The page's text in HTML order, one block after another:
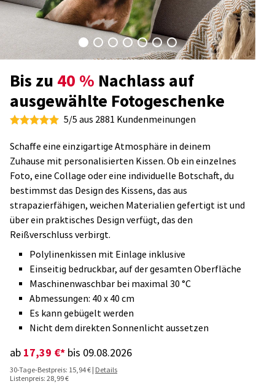
Bis zu 40 % Nachlass auf
ausgewählte Fotogeschenke
5/5 aus 2881 Kundenmeinungen
Schaffe eine einzigartige Atmosphäre in deinem
Zuhause mit personalisierten Kissen. Ob ein einzelnes
Foto, eine Collage oder eine individuelle Botschaft, du
bestimmst das Design des Kissens, das aus
strapazierfähigen, weichen Materialien gefertigt ist und
über ein praktisches Design verfügt, das den
Reißverschluss verbirgt.
Polylinenkissen mit Einlage inklusive
Einseitig bedruckbar, auf der gesamten Oberfläche
Maschinenwaschbar bei maximal 30 °C
Abmessungen: 40 x 40 cm
Es kann gebügelt werden
Nicht dem direkten Sonnenlicht aussetzen
ab 17,39 €* bis 09.08.2026
30-Tage-Bestpreis: 15,94 € | Details
Listenpreis: 28,99 €